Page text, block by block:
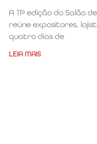
A 11ª edição do Salão
reúne expositores,
quatro dias de
LEIA MAIS